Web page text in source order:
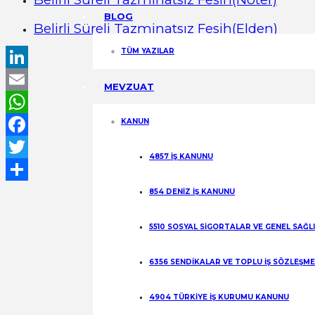
BLOG
TÜM YAZILAR
MEVZUAT
KANUN
4857 İŞ KANUNU
854 DENİZ İŞ KANUNU
5510 SOSYAL SİGORTALAR VE GENEL
6356 SENDİKALAR VE TOPLU İŞ
4904 TÜRKİYE İŞ KURUMU KANUNU
Belirli Süreli Tazminatsız Fesih(Elden)
LinkedIn
Email
WhatsApp
Facebook
Twitter